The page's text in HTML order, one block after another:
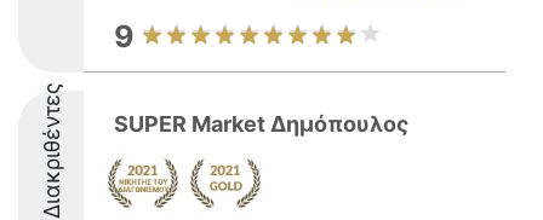
9
Διακριθέντες SUPER Market Δημόπουλος